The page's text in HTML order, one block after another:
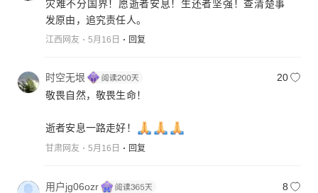
灾难不分国界！愿逝者安息！生还者坚强！查清楚事
发原由，追究责任人。
江西网友 5月16日 回复
时空无垠
20
敬畏自然，敬畏生命！
逝者安息一路走好！
甘肃网友 5月16日 回复
用户jg06ozr
8